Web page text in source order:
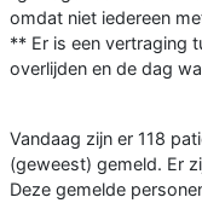
omdat niet iedereen
** Er is een vertraging
overlijden en de dag
Vandaag zijn er 118
(geweest) gemeld. Er
Deze gemelde